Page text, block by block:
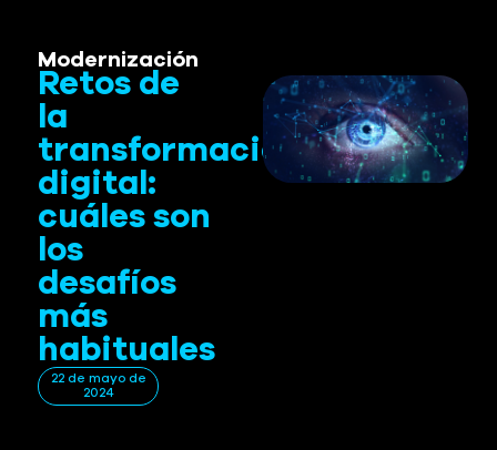
Modernización
Retos de
la
transformación
digital:
cuáles son
los
desafíos
más
habituales
22 de mayo de
2024